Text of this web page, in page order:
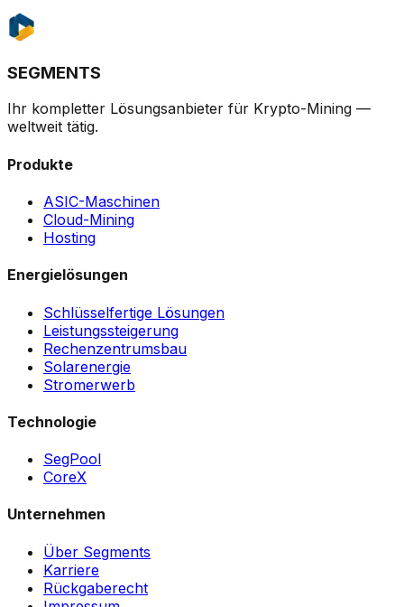
SEGMENTS
Ihr kompletter Lösungsanbieter für Krypto-Mining —
weltweit tätig.
Produkte
ASIC-Maschinen
Cloud-Mining
Hosting
Energielösungen
Schlüsselfertige Lösungen
Leistungssteigerung
Rechenzentrumsbau
Solarenergie
Stromerwerb
Technologie
SegPool
CoreX
Unternehmen
Über Segments
Karriere
Rückgaberecht